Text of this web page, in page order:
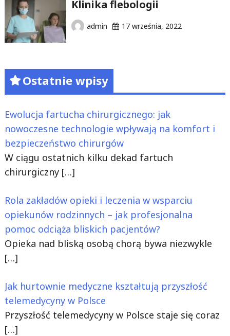
Klinika flebologii
admin 17 września, 2022
Ostatnie wpisy
Ewolucja fartucha chirurgicznego: jak
nowoczesne technologie wpływają na komfort i
bezpieczeństwo chirurgów
W ciągu ostatnich kilku dekad fartuch
chirurgiczny […]
Rola zakładów opieki i leczenia w wsparciu
opiekunów rodzinnych – jak profesjonalna
pomoc odciąża bliskich pacjentów?
Opieka nad bliską osobą chorą bywa niezwykle
[…]
Jak hurtownie medyczne kształtują przyszłość
telemedycyny w Polsce
Przyszłość telemedycyny w Polsce staje się coraz
[…]